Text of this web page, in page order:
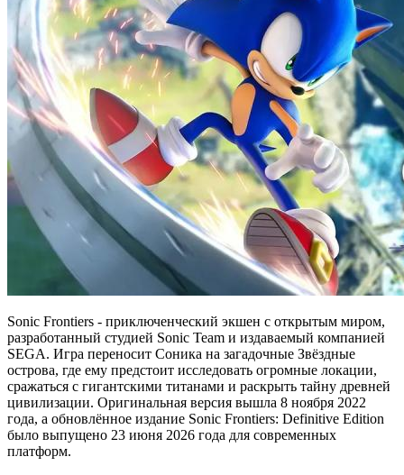
Sonic Frontiers - приключенческий экшен с открытым миром,
разработанный студией Sonic Team и издаваемый компанией
SEGA. Игра переносит Соника на загадочные Звёздные
острова, где ему предстоит исследовать огромные локации,
сражаться с гигантскими титанами и раскрыть тайну древней
цивилизации. Оригинальная версия вышла 8 ноября 2022
года, а обновлённое издание Sonic Frontiers: Definitive Edition
было выпущено 23 июня 2026 года для современных
платформ.